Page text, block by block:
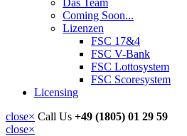
Das Team
Coming Soon...
Lizenzen
FSC 17&4
FSC V-Bank
FSC Lottosystem
FSC Scoresystem
Licensing
close× Call Us +49 (1805) 01 29 59
close×